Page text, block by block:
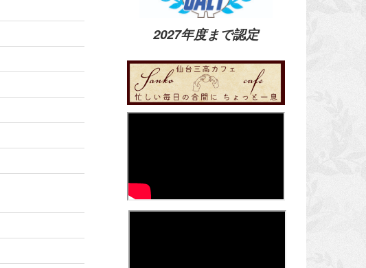
2027年度まで認定